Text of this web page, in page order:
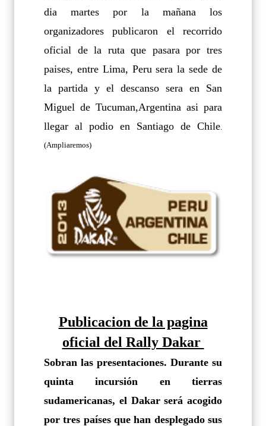
dia martes por la mañana los
organizadores publicaron el recorrido
oficial de la ruta que pasara por tres
paises, entre Lima, Peru sera la sede de
la partida y el descanso sera en San
Miguel de Tucuman,Argentina asi para
llegar al podio en Santiago de Chile.
(Ampliaremos)
Publicacion de la pagina
oficial del Rally Dakar
Sobran las presentaciones. Durante su
quinta incursión en tierras
sudamericanas, el Dakar será acogido
por tres países que han desplegado sus